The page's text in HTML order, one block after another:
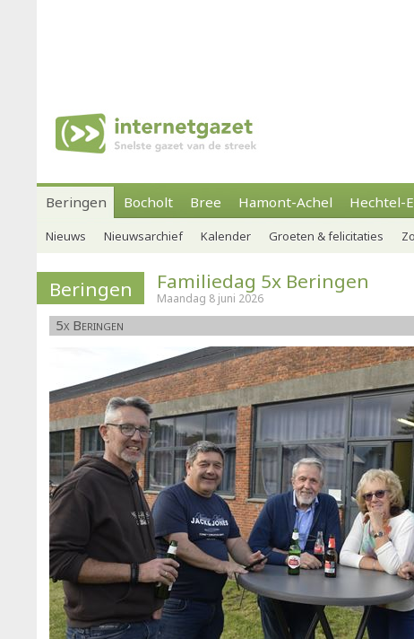
Beringen Bocholt Bree Hamont-Achel Hechtel-
Nieuws Nieuwsarchief Kalender Groeten & felicitaties
Beringen Familiedag 5x Beringen
Maandag 8 juni 2026
5x Beringen